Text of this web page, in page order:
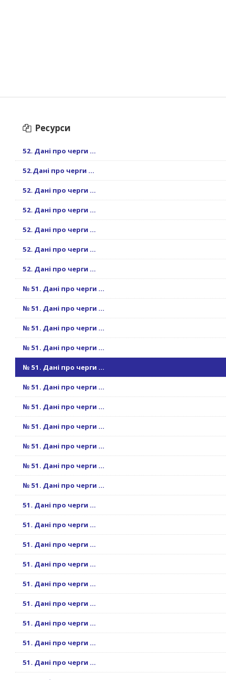
Ресурси
52. Дані про черги ...
52.Дані про черги ...
52. Дані про черги ...
52. Дані про черги ...
52. Дані про черги ...
52. Дані про черги ...
52. Дані про черги ...
№ 51. Дані про черги ...
№ 51. Дані про черги ...
№ 51. Дані про черги ...
№ 51. Дані про черги ...
№ 51. Дані про черги ...
№ 51. Дані про черги ...
№ 51. Дані про черги ...
№ 51. Дані про черги ...
№ 51. Дані про черги ...
№ 51. Дані про черги ...
№ 51. Дані про черги ...
51. Дані про черги ...
51. Дані про черги ...
51. Дані про черги ...
51. Дані про черги ...
51. Дані про черги ...
51. Дані про черги ...
51. Дані про черги ...
51. Дані про черги ...
51. Дані про черги ...